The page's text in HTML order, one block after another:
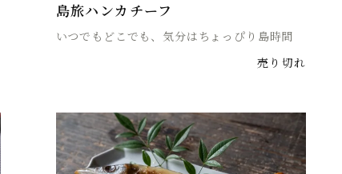
島旅ハンカチーフ
いつでもどこでも、気分はちょっぴり島時間
売り切れ